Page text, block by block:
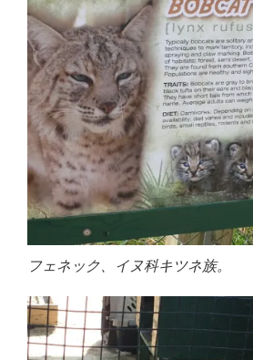
フェネック、イヌ科キツネ族。